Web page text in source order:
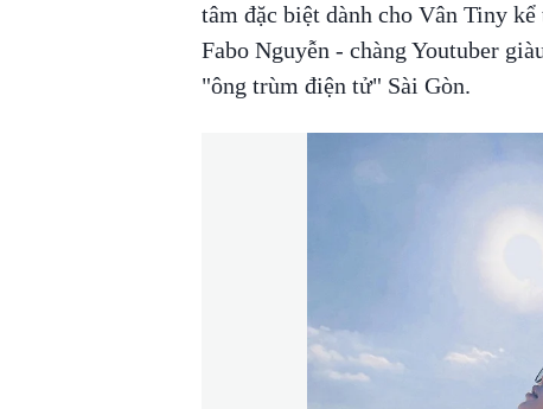
tâm đặc biệt dành cho Vân Tiny
Fabo Nguyễn - chàng Youtuber
"ông trùm điện tử" Sài Gòn.